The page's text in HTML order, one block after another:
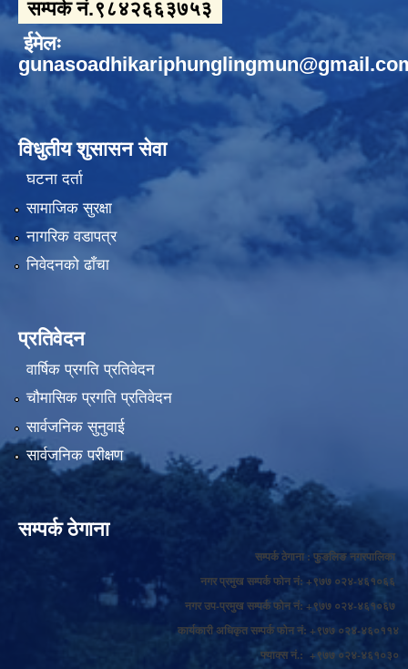
सम्पर्क नं.९८४२६६३७५३
ईमेलः
विधुतीय शुसासन सेवा
घटना दर्ता
सामाजिक सुरक्षा
नागरिक वडापत्र
निवेदनको ढाँचा
प्रतिवेदन
वार्षिक प्रगति प्रतिवेदन
चौमासिक प्रगति प्रतिवेदन
सार्वजनिक सुनुवाई
सार्वजनिक परीक्षण
सम्पर्क ठेगाना
सम्पर्क ठेगाना : फुङलिङ नगरपालिका
नगर प्रमुख सम्पर्क फोन नं: +९७७ ०२४-४६१०६६
नगर उप-प्रमुख सम्पर्क फोन नं: +९७७ ०२४-४६१०६७
कार्यकारी अधिकृत सम्पर्क फोन नं: +९७७ ०२४-४६०११४
फ्याक्स नं.: +९७७ ०२४-४६१०३०